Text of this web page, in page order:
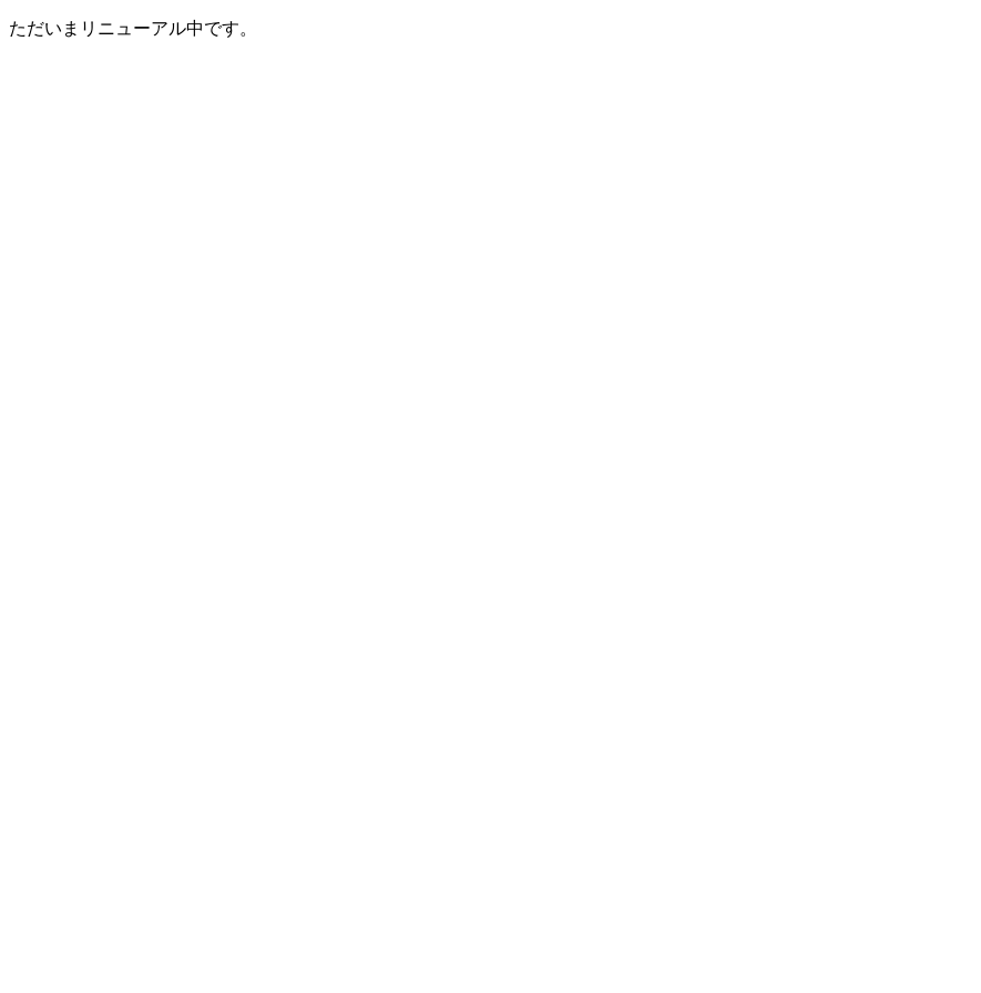
ただいまリニューアル中です。